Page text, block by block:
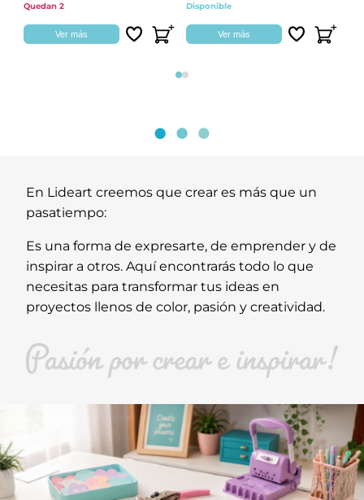
Quedan 2
Ver más
Disponible
Ver más
Página 1
Página 2
En Lideart creemos que crear es más que un
pasatiempo:
Es una forma de expresarte, de emprender y de
inspirar a otros. Aquí encontrarás todo lo que
necesitas para transformar tus ideas en
proyectos llenos de color, pasión y creatividad.